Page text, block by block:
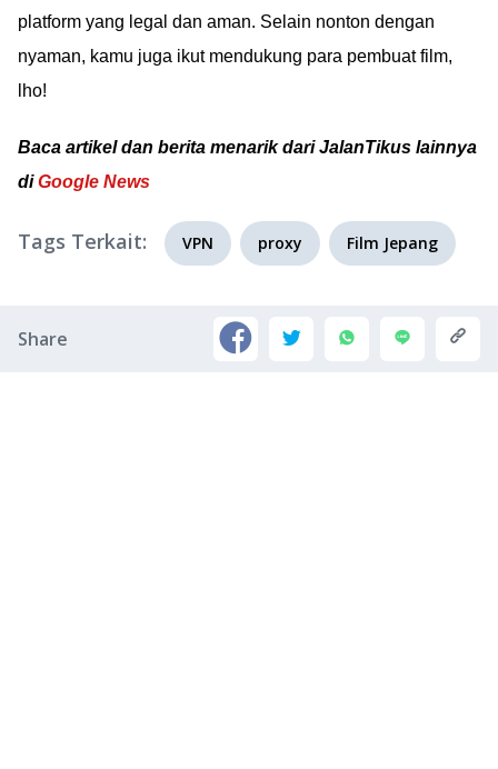
platform yang legal dan aman. Selain nonton dengan
nyaman, kamu juga ikut mendukung para pembuat film,
lho!
Baca artikel dan berita menarik dari JalanTikus lainnya
diGoogle News
Tags Terkait: VPN proxy Film Jepang
Share